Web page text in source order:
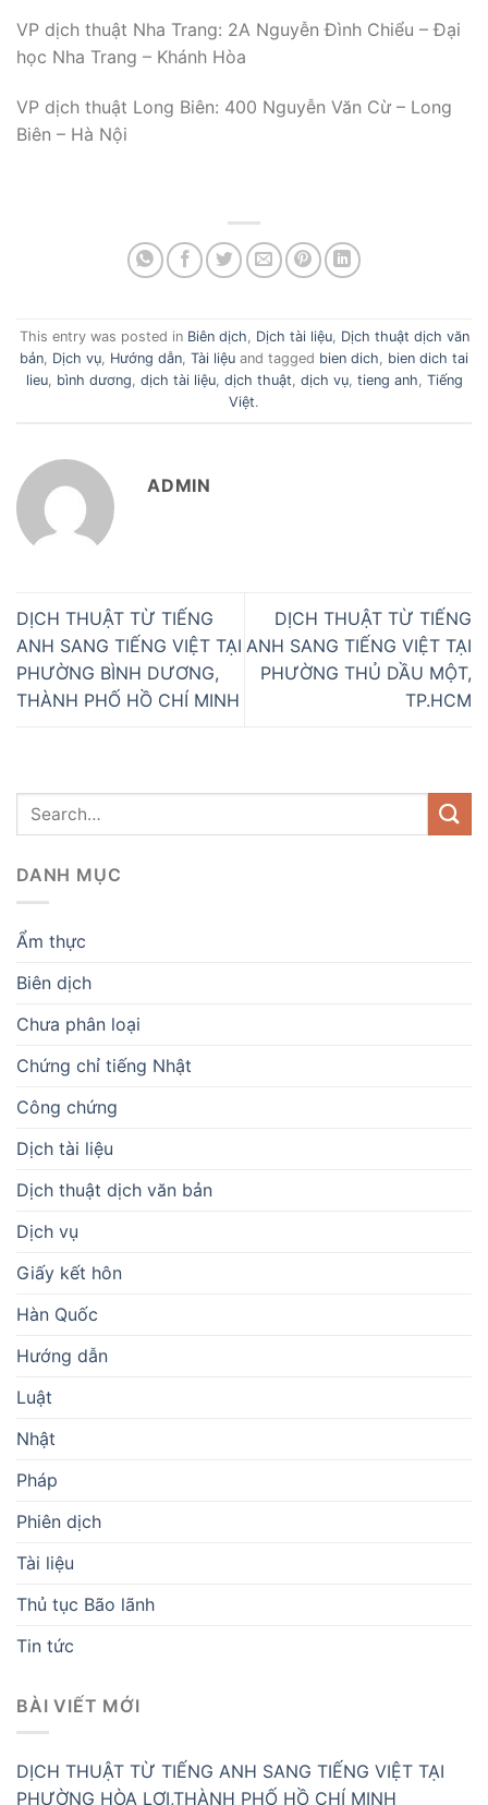
VP dịch thuật Nha Trang: 2A Nguyễn Đình Chiểu – Đại
học Nha Trang – Khánh Hòa
VP dịch thuật Long Biên: 400 Nguyễn Văn Cừ – Long
Biên – Hà Nội
This entry was posted in Biên dịch, Dịch tài liệu, Dịch thuật dịch văn
bản, Dịch vụ, Hướng dẫn, Tài liệu and tagged bien dich, bien dich tai
lieu, bình dương, dịch tài liệu, dịch thuật, dịch vụ, tieng anh, Tiếng
Việt.
ADMIN
DỊCH THUẬT TỪ TIẾNG
ANH SANG TIẾNG VIỆT TẠI
PHƯỜNG BÌNH DƯƠNG,
THÀNH PHỐ HỒ CHÍ MINH
DỊCH THUẬT TỪ TIẾNG
ANH SANG TIẾNG VIỆT TẠI
PHƯỜNG THỦ DẦU MỘT,
TP.HCM
DANH MỤC
Ẩm thực
Biên dịch
Chưa phân loại
Chứng chỉ tiếng Nhật
Công chứng
Dịch tài liệu
Dịch thuật dịch văn bản
Dịch vụ
Giấy kết hôn
Hàn Quốc
Hướng dẫn
Luật
Nhật
Pháp
Phiên dịch
Tài liệu
Thủ tục Bão lãnh
Tin tức
BÀI VIẾT MỚI
DỊCH THUẬT TỪ TIẾNG ANH SANG TIẾNG VIỆT TẠI
PHƯỜNG HÒA LỢI,THÀNH PHỐ HỒ CHÍ MINH